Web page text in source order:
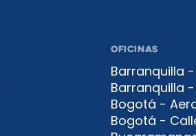
OFICINAS
Barranquilla
Barranquilla
Bogotá -
Bogotá -